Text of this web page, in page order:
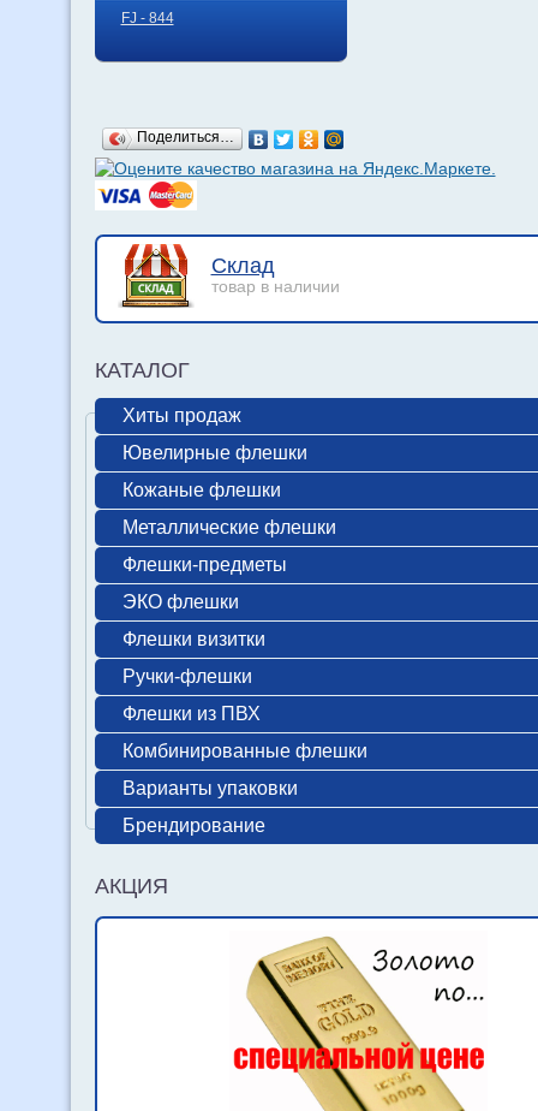
FJ - 844
Поделиться…
Склад
товар в наличии
КАТАЛОГ
Хиты продаж
Ювелирные флешки
Кожаные флешки
Металлические флешки
Флешки-предметы
ЭКО флешки
Флешки визитки
Ручки-флешки
Флешки из ПВХ
Комбинированные флешки
Варианты упаковки
Брендирование
АКЦИЯ